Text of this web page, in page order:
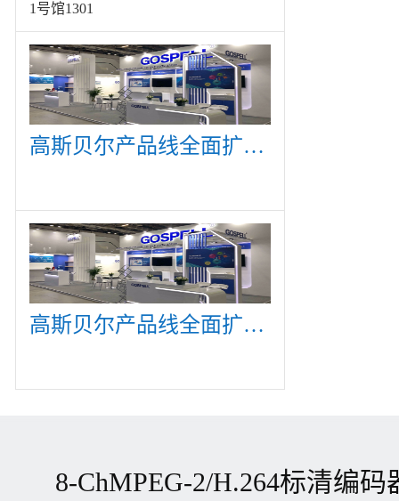
1号馆1301
高斯贝尔产品线全面扩展，众多新产品亮相CommunicAsia 2019
高斯贝尔产品线全面扩展，众多新产品亮相CommunicAsia 2019
8-ChMPEG-2/H.264标清编码